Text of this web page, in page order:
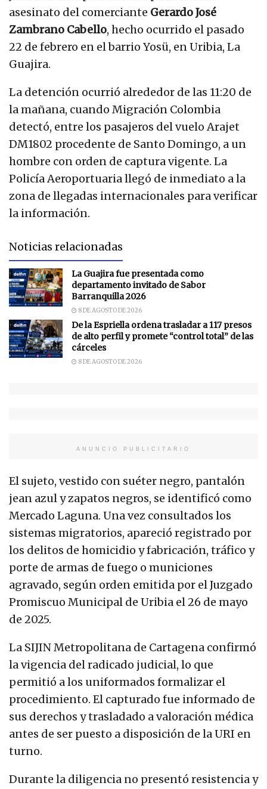
asesinato del comerciante Gerardo José
Zambrano Cabello, hecho ocurrido el pasado
22 de febrero en el barrio Yosü, en Uribia, La
Guajira.
La detención ocurrió alrededor de las 11:20 de
la mañana, cuando Migración Colombia
detectó, entre los pasajeros del vuelo Arajet
DM1802 procedente de Santo Domingo, a un
hombre con orden de captura vigente. La
Policía Aeroportuaria llegó de inmediato a la
zona de llegadas internacionales para verificar
la información.
Noticias relacionadas
La Guajira fue presentada como
departamento invitado de Sabor
Barranquilla 2026
8 DE AGOSTO DE 2026
De la Espriella ordena trasladar a 117 presos
de alto perfil y promete “control total” de las
cárceles
8 DE AGOSTO DE 2026
ANUNCIO PUBLICITARIO
El sujeto, vestido con suéter negro, pantalón
jean azul y zapatos negros, se identificó como
Mercado Laguna. Una vez consultados los
sistemas migratorios, apareció registrado por
los delitos de homicidio y fabricación, tráfico y
porte de armas de fuego o municiones
agravado, según orden emitida por el Juzgado
Promiscuo Municipal de Uribia el 26 de mayo
de 2025.
La SIJIN Metropolitana de Cartagena confirmó
la vigencia del radicado judicial, lo que
permitió a los uniformados formalizar el
procedimiento. El capturado fue informado de
sus derechos y trasladado a valoración médica
antes de ser puesto a disposición de la URI en
turno.
Durante la diligencia no presentó resistencia y